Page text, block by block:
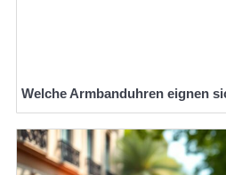
Welche Armbanduhren eignen